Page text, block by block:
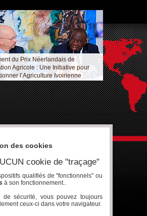
du Prix Néerlandais de
Agricole : Une Initiative pour
l’Agriculture Ivoirienne
des cookies
cookie de "traçage"
qualifiés de "fonctionnels" ou
à son fonctionnement..
sécurité, vous pouvez toujours
ceux-ci dans votre navigateur.